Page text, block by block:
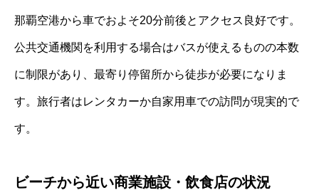
那覇空港から車でおよそ20分前後とアクセス良好です。
公共交通機関を利用する場合はバスが使えるものの本数
に制限があり、最寄り停留所から徒歩が必要になりま
す。旅行者はレンタカーか自家用車での訪問が現実的で
す。
ビーチから近い商業施設・飲食店の状況